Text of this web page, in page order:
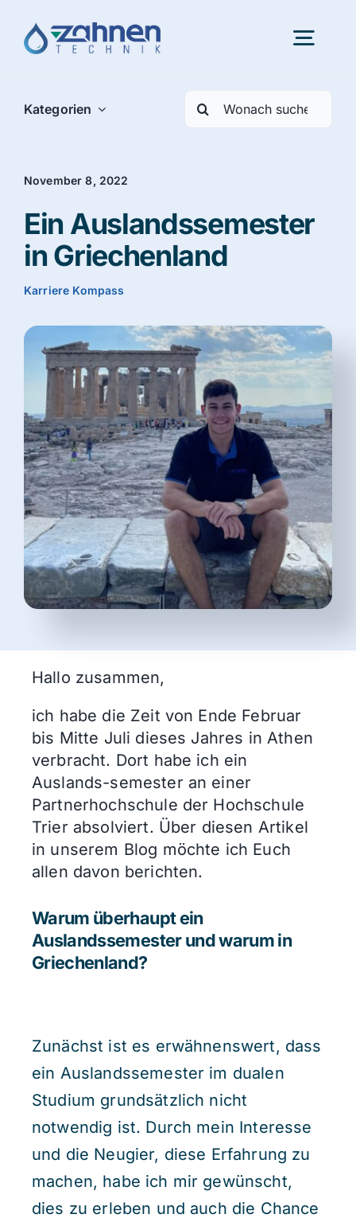
content
Portfolio
Karriere
Aktuelles
Blog
Beratung buchen
Kategorien
Search
for:
November 8, 2022
Ein Auslandssemester
in Griechenland
Karriere Kompass
Hallo zusammen,
ich habe die Zeit von Ende Februar
bis Mitte Juli dieses Jahres in Athen
verbracht. Dort habe ich ein
Auslands-semester an einer
Partnerhochschule der Hochschule
Trier absolviert. Über diesen Artikel
in unserem Blog möchte ich Euch
allen davon berichten.
Warum überhaupt ein
Auslandssemester und warum in
Griechenland?
Zunächst ist es erwähnenswert, dass
ein Auslandssemester im dualen
Studium grundsätzlich nicht
notwendig ist. Durch mein Interesse
und die Neugier, diese Erfahrung zu
machen, habe ich mir gewünscht,
dies zu erleben und auch die Chance